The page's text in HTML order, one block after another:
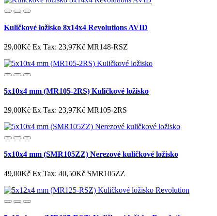
Kuličkové ložisko 8x14x4 Revolutions AVID
29,00Kč Ex Tax: 23,97Kč MR148-RSZ
5x10x4 mm (MR105-2RS) Kuličkové ložisko
29,00Kč Ex Tax: 23,97Kč MR105-2RS
5x10x4 mm (SMR105ZZ) Nerezové kuličkové ložisko
49,00Kč Ex Tax: 40,50Kč SMR105ZZ